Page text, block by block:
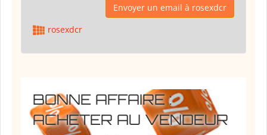
Envoyer un email à rosexdcr
rosexdcr
BONNE AFFAIRE :
ACHETER AU VENDEUR